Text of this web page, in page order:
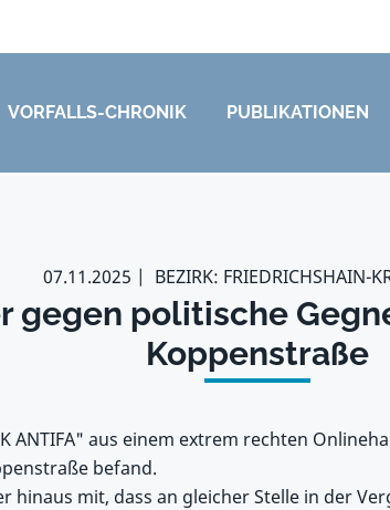
VORFALLS-CHRONIK PUBLIKATIONEN
07.11.2025 BEZIRK: FRIEDRICHSHAIN-
gegen politische
Koppenstraße
ANTIFA" aus einem extrem rechten
befand.
hinaus mit, dass an gleicher Stelle in der